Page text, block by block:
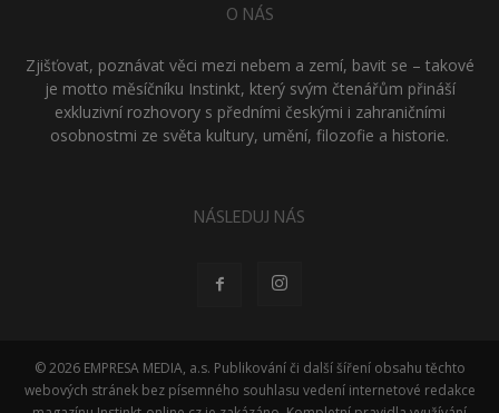
O NÁS
Zjišťovat, poznávat věci mezi nebem a zemí, bavit se – takové
je motto měsíčníku Instinkt, který svým čtenářům přináší
exkluzivní rozhovory s předními českými i zahraničními
osobnostmi ze světa kultury, umění, filozofie a historie.
NÁSLEDUJ NÁS
© 2026 EMPRESA MEDIA, a.s. Publikování či další šíření obsahu těchto
webových stránek bez písemného souhlasu vedení internetové redakce